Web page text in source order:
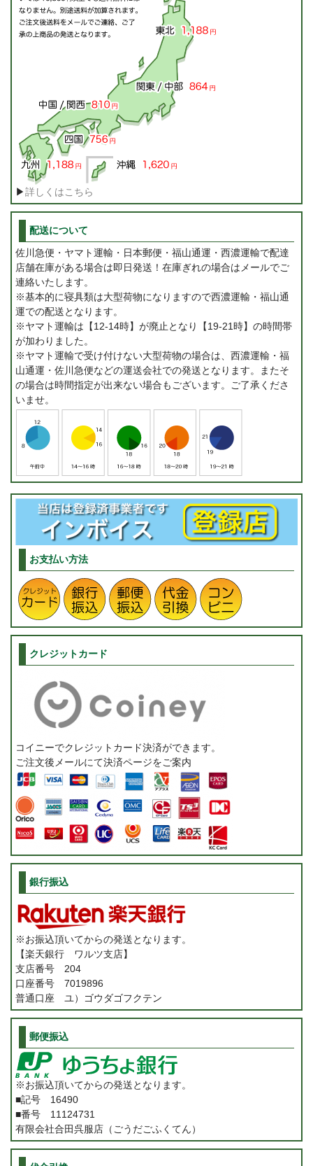
▶詳しくはこちら
配送について
佐川急便・ヤマト運輸・日本郵便・福山通運・西濃運輸で配達
店舗在庫がある場合は即日発送！在庫ぎれの場合はメールでご
連絡いたします。
※基本的に寝具類は大型荷物になりますので西濃運輸・福山通
運での配送となります。
※ヤマト運輸は【12-14時】が廃止となり【19-21時】の時間帯
が加わりました。
※ヤマト運輸で受け付けない大型荷物の場合は、西濃運輸・福
山通運・佐川急便などの運送会社での発送となります。またそ
の場合は時間指定が出来ない場合もございます。ご了承くださ
いませ。
お支払い方法
クレジットカード
コイニーでクレジットカード決済ができます。
ご注文後メールにて決済ページをご案内
銀行振込
※お振込頂いてからの発送となります。
【楽天銀行 ワルツ支店】
支店番号 204
口座番号 7019896
普通口座 ユ）ゴウダゴフクテン
郵便振込
※お振込頂いてからの発送となります。
■記号 16490
■番号 11124731
有限会社合田呉服店（ごうだごふくてん）